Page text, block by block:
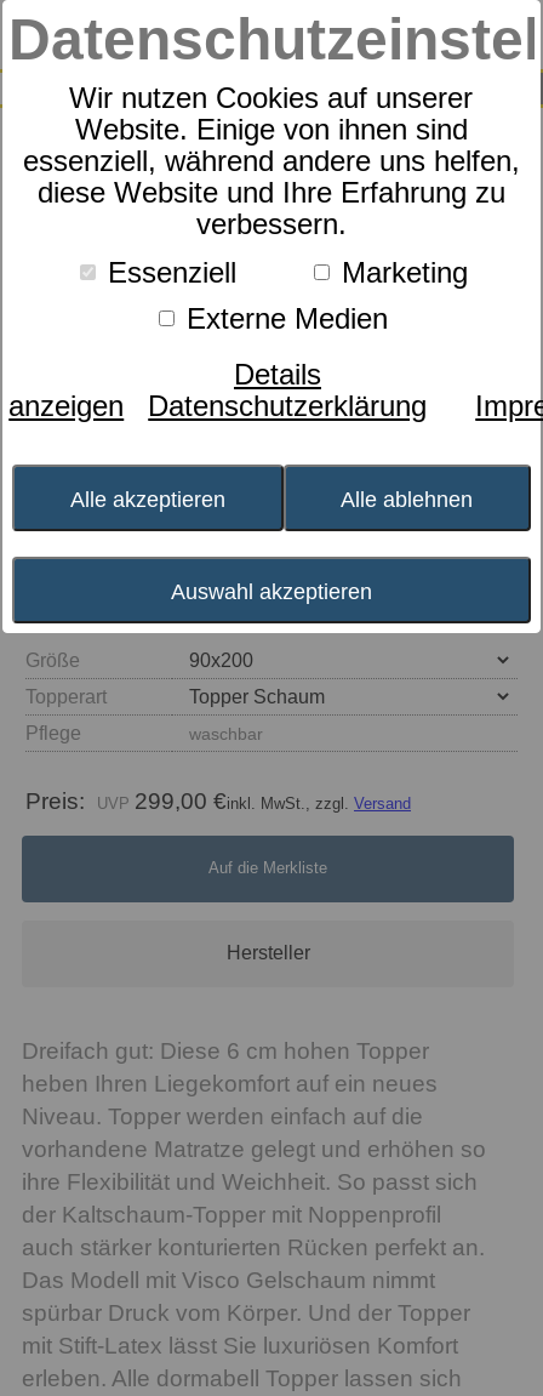
Wir nutzen Cookies auf unserer
Website. Einige von ihnen sind
essenziell, während andere uns helfen,
diese Website und Ihre Erfahrung zu
verbessern.
Essenziell
Marketing
Externe Medien
Details
anzeigen
Datenschutzerklärung
Alle akzeptieren Alle ablehnen
Auswahl akzeptieren
SUCHE
0
Topper
dormabell - 6
Größe
Topperart
Pflege
waschbar
Preis: 299,00 €inkl. MwSt., zzgl. Versand
Auf die Merkliste
Hersteller
Dreifach gut: Diese 6 cm hohen Topper
heben Ihren Liegekomfort auf ein neues
Niveau. Topper werden einfach auf die
vorhandene Matratze gelegt und erhöhen so
ihre Flexibilität und Weichheit. So passt sich
der Kaltschaum-Topper mit Noppenprofil
auch stärker konturierten Rücken perfekt an.
Das Modell mit Visco Gelschaum nimmt
spürbar Druck vom Körper. Und der Topper
mit Stift-Latex lässt Sie luxuriösen Komfort
erleben. Alle dormabell Topper lassen sich